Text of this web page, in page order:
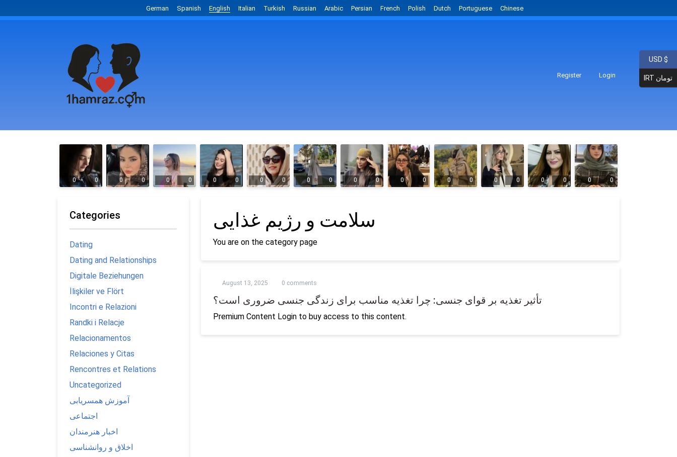
German Spanish English Italian Turkish Russian Arabic Persian French Polish Dutch Portuguese Chinese
Register Login
0 0 0 0 0 0 0 0 0 0 0 0 0 0 0 0 0 0 0 0 0 0 0 0
سلامت و رژیم غذایی
You are on the category page
August 13, 2025 0 comments
تأثیر تغذیه بر قوای جنسی: چرا تغذیه مناسب برای زندگی جنسی ضروری است؟
Premium Content Login to buy access to this content.
Categories
Dating
Dating and Relationships
Digitale Beziehungen
İlişkiler ve Flört
Incontri e Relazioni
Randki i Relacje
Relacionamentos
Relaciones y Citas
Rencontres et Relations
Uncategorized
آموزش همسریابی
اجتماعی
اخبار هنرمندان
اخلاق و روانشناسی
USD $
IRT تومان